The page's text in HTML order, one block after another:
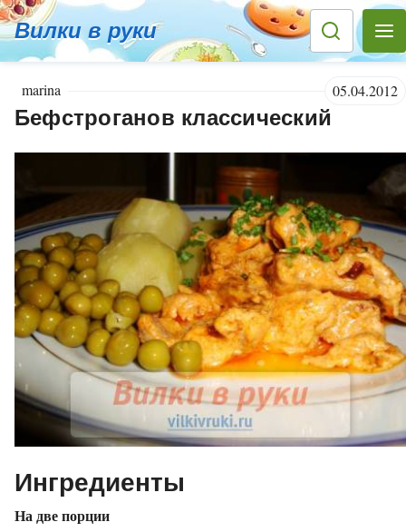
Вилки в руки
marina 05.04.2012
Бефстроганов классический
Ингредиенты
На две порции